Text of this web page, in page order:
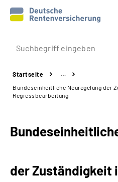
Prävention
Reha
Beratung & Kontakt
Experten
Startseite
…
Bundeseinheitliche Neuregelung der
Regressbearbeitung
der Zuständigkeit